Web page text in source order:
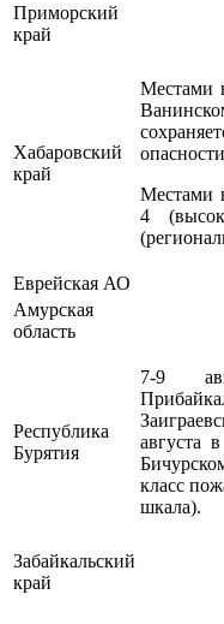
Приморский
край
Хабаровский
край
Местами
Местами
4
Еврейская АО
Амурская
область
Республика
Бурятия
7-9
августа
класс
шкала).
Забайкальский
край